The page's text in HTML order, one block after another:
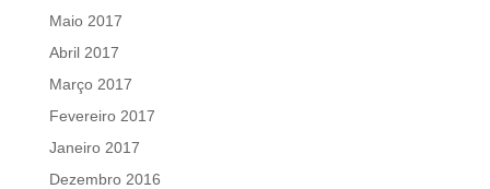
Maio 2017
Abril 2017
Março 2017
Fevereiro 2017
Janeiro 2017
Dezembro 2016